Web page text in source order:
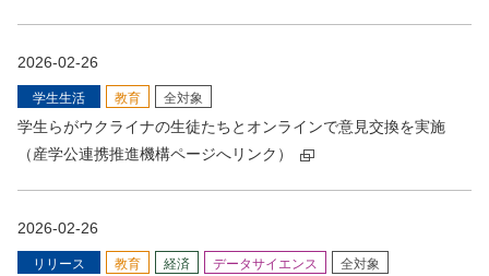
2026-02-26
学⽣生活 教育 全対象
学生らがウクライナの生徒たちとオンラインで意見交換を実施
（産学公連携推進機構ページへリンク）
2026-02-26
リリース 教育 経済 データサイエンス 全対象